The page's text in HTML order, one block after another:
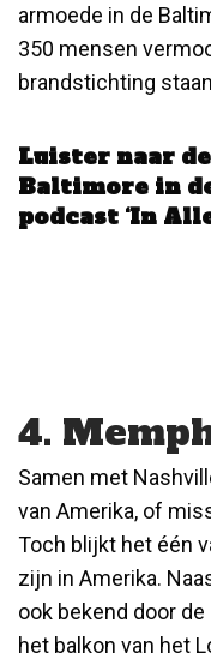
armoede in de
350 mensen
brandstichting
Luister naar
Baltimore in
podcast ‘In
4.
Samen met
van Amerika, of
Toch blijkt het één
zijn in Amerika.
ook bekend door
het balkon van het